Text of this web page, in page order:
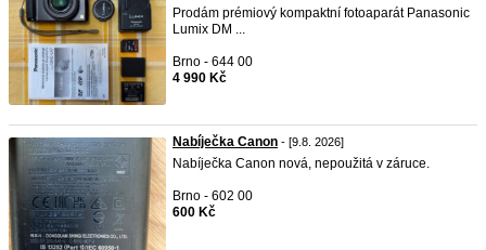
Prodám prémiový kompaktní fotoaparát Panasonic
Lumix DM ...
Brno - 644 00
4 990 Kč
Nabíječka Canon - [9.8. 2026]
Nabíječka Canon nová, nepoužitá v záruce.
Brno - 602 00
600 Kč